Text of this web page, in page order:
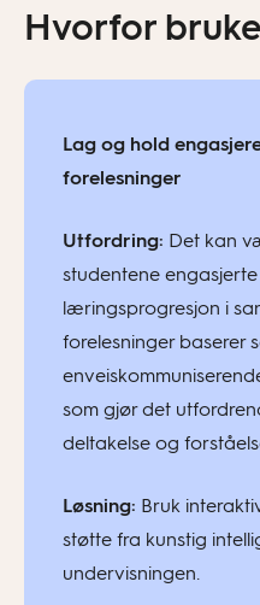
Hvorfor
Lag og hold
forelesninger
Utfordring: Det kan
studentene
læringsprogresjon i
forelesninger baserer
som gjør det
deltakelse og
Løsning: Bruk
støtte fra kunstig
undervisningen.